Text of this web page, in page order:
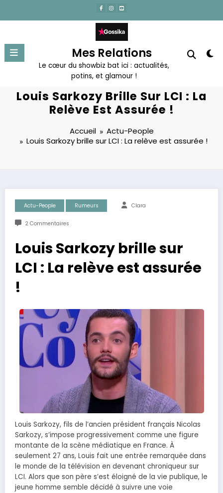
contenu
Mes Relations
Le cœur du showbiz bat ici : actualités,
potins, et glamour !
Louis Sarkozy Brille Sur LCI : La
Relève Est Assurée !
Accueil
Actu-People
Louis Sarkozy brille sur LCI : La relève est assurée !
Actu-People Rumeurs Clara
2 Commentaires
Louis Sarkozy brille sur
LCI : La relève est assurée
!
Louis Sarkozy, fils de l’ancien président français Nicolas
Sarkozy, s’impose progressivement comme une figure
montante de la scène médiatique en France. À
seulement 27 ans, Louis fait une entrée remarquée dans
le monde de la télévision en devenant chroniqueur sur
LCI. Alors que son père s’est éloigné de la vie publique, le
jeune homme semble décidé à suivre une voie